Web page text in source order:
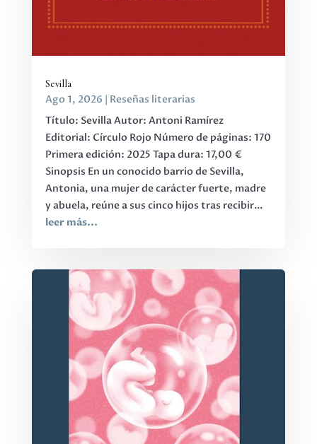
Sevilla
Ago 1, 2026 | Reseñas literarias
Título: Sevilla Autor: Antoni Ramírez
Editorial: Círculo Rojo Número de páginas: 170
Primera edición: 2025 Tapa dura: 17,00 €
Sinopsis En un conocido barrio de Sevilla,
Antonia, una mujer de carácter fuerte, madre
y abuela, reúne a sus cinco hijos tras recibir...
leer más...